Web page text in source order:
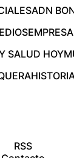
ADN
SALUD HOY
RSS